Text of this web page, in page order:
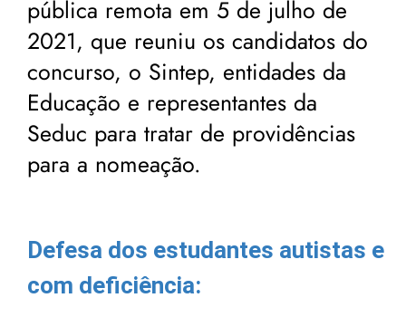
pública remota em 5 de julho de
2021, que reuniu os candidatos do
concurso, o Sintep, entidades da
Educação e representantes da
Seduc para tratar de providências
para a nomeação.
Defesa dos estudantes autistas e
com deficiência: